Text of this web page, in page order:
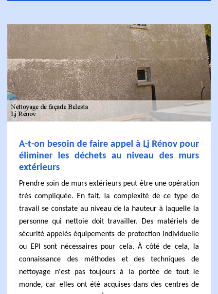
A-t-on besoin de faire appel à Lj Rénov pour
éliminer les déchets au niveau des murs
extérieurs
Prendre soin de murs extérieurs peut être une opération
très compliquée. En fait, la complexité de ce type de
travail se constate au niveau de la hauteur à laquelle la
personne qui nettoie doit travailler. Des matériels de
sécurité appelés équipements de protection individuelle
ou EPI sont nécessaires pour cela. À côté de cela, la
connaissance des méthodes et des techniques de
nettoyage n'est pas toujours à la portée de tout le
monde, car elles ont été acquises dans des centres de